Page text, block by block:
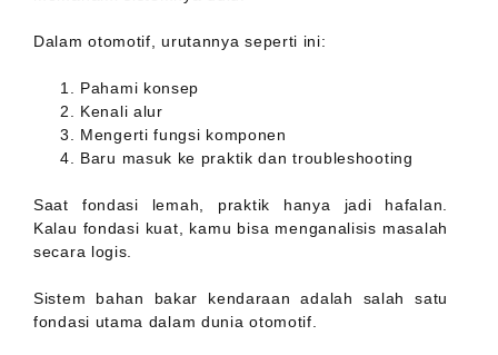
Dalam otomotif, urutannya seperti ini:
Pahami konsep
Kenali alur
Mengerti fungsi komponen
Baru masuk ke praktik dan troubleshooting
Saat fondasi lemah, praktik hanya jadi hafalan.
Kalau fondasi kuat, kamu bisa menganalisis masalah
secara logis.
Sistem bahan bakar kendaraan adalah salah satu
fondasi utama dalam dunia otomotif.